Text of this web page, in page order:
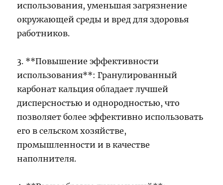
использования, уменьшая загрязнение
окружающей среды и вред для здоровья
работников.
3. **Повышение эффективности
использования**: Гранулированный
карбонат кальция обладает лучшей
дисперсностью и однородностью, что
позволяет более эффективно использовать
его в сельском хозяйстве,
промышленности и в качестве
наполнителя.